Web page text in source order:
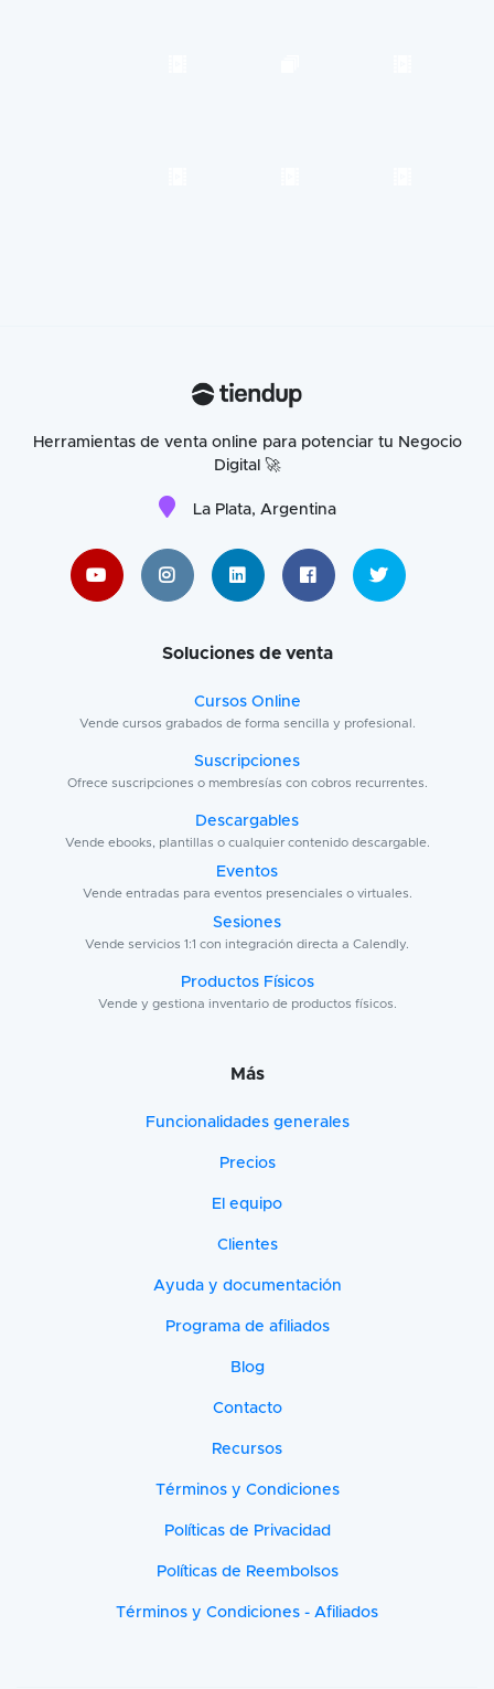
Herramientas de venta online para potenciar tu Negocio
Digital 🚀
La Plata, Argentina
Soluciones de venta
Cursos Online
Vende cursos grabados de forma sencilla y profesional.
Suscripciones
Ofrece suscripciones o membresías con cobros recurrentes.
Descargables
Vende ebooks, plantillas o cualquier contenido descargable.
Eventos
Vende entradas para eventos presenciales o virtuales.
Sesiones
Vende servicios 1:1 con integración directa a Calendly.
Productos Físicos
Vende y gestiona inventario de productos físicos.
Más
Funcionalidades generales
Precios
El equipo
Clientes
Ayuda y documentación
Programa de afiliados
Blog
Contacto
Recursos
Términos y Condiciones
Políticas de Privacidad
Políticas de Reembolsos
Términos y Condiciones - Afiliados